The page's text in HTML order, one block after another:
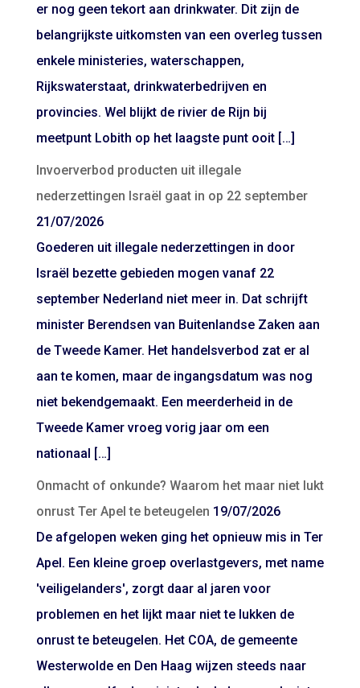
er nog geen tekort aan drinkwater. Dit zijn de
belangrijkste uitkomsten van een overleg tussen
enkele ministeries, waterschappen,
Rijkswaterstaat, drinkwaterbedrijven en
provincies. Wel blijkt de rivier de Rijn bij
meetpunt Lobith op het laagste punt ooit […]
Invoerverbod producten uit illegale
nederzettingen Israël gaat in op 22 september
21/07/2026
Goederen uit illegale nederzettingen in door
Israël bezette gebieden mogen vanaf 22
september Nederland niet meer in. Dat schrijft
minister Berendsen van Buitenlandse Zaken aan
de Tweede Kamer. Het handelsverbod zat er al
aan te komen, maar de ingangsdatum was nog
niet bekendgemaakt. Een meerderheid in de
Tweede Kamer vroeg vorig jaar om een
nationaal […]
Onmacht of onkunde? Waarom het maar niet lukt
onrust Ter Apel te beteugelen 19/07/2026
De afgelopen weken ging het opnieuw mis in Ter
Apel. Een kleine groep overlastgevers, met name
'veiligelanders', zorgt daar al jaren voor
problemen en het lijkt maar niet te lukken de
onrust te beteugelen. Het COA, de gemeente
Westerwolde en Den Haag wijzen steeds naar